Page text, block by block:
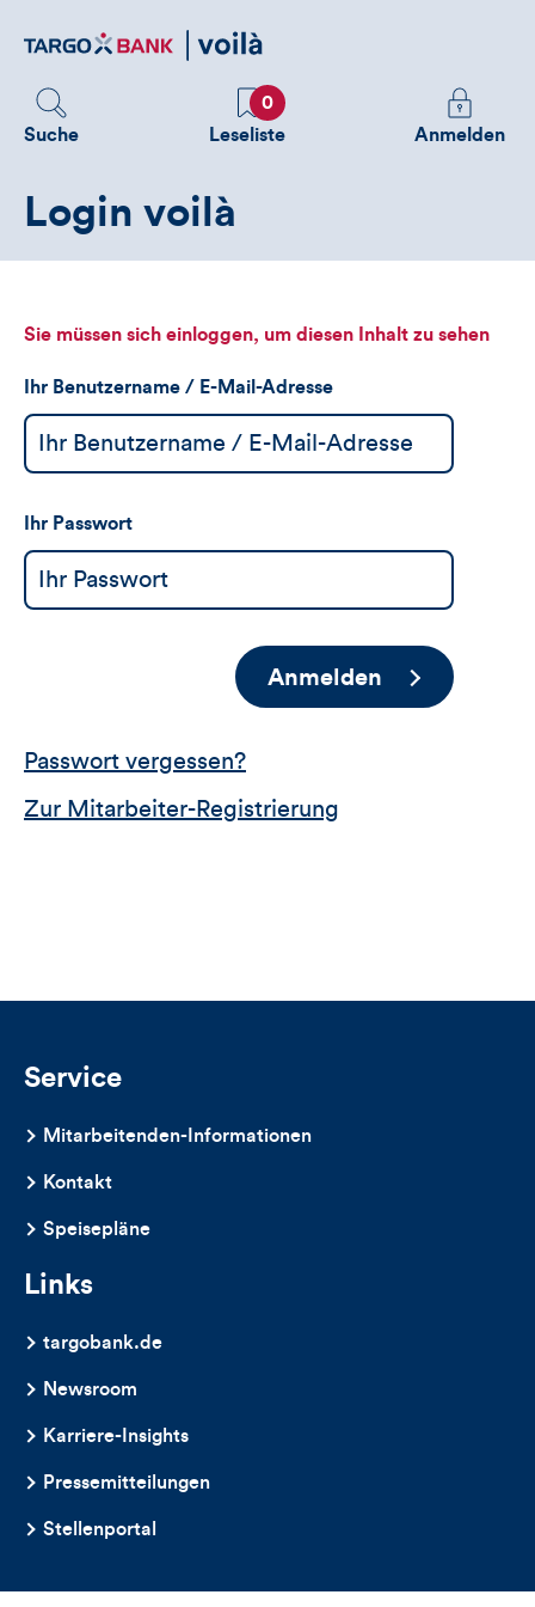
zum
Suche
Favoriten
0
Leseliste
Melden
Sie
sehen
Anmelden
Login voilà
Sie müssen sich einloggen, um diesen Inhalt zu sehen
Ihr Benutzername / E-Mail-Adresse
Ihr Passwort
Anmelden
Passwort vergessen?
Zur Mitarbeiter-Registrierung
Service
Mitarbeitenden-Informationen
Kontakt
Speisepläne
Links
targobank.de
Newsroom
Karriere-Insights
Pressemitteilungen
Stellenportal